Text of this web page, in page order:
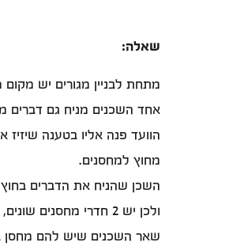
שאלה:
מתחת לבניין מגורים יש
אחד השכנים מניח גם דברים
הוועד פנה אליו בטענה
מחוץ למחסנים.
ולכן יש 2 חדרי מחסנים שונים, כך שכבר חצי מהדיירים לכאורה לא קשורים לסיפור. מה גם שיש עוד כמה שכנים שיש להם מחסנים פרטיים שגם הם לא קשורים לסיפור.
שאר השכנים שיש להם מחסן